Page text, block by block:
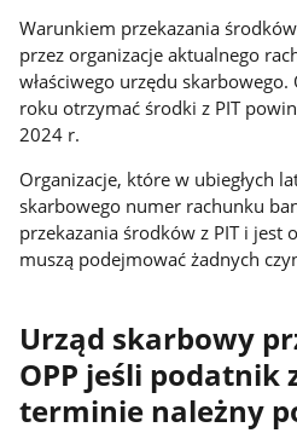
Warunkiem przekazania
przez organizacje aktualnego
właściwego urzędu
roku otrzymać środki z PIT
2024 r.
Organizacje, które w ubiegłych
skarbowego numer rachunku
przekazania środków z PIT i jest
muszą podejmować żadnych
Urząd skarbowy
OPP jeśli podatnik
terminie należny